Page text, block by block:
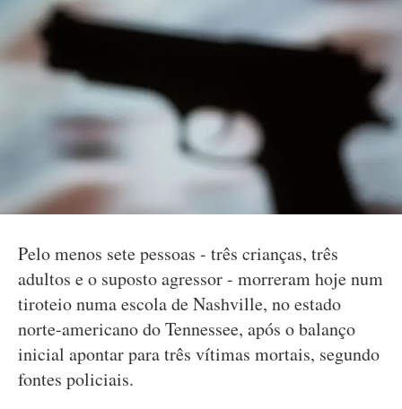
Pelo menos sete pessoas - três crianças, três
adultos e o suposto agressor - morreram hoje num
tiroteio numa escola de Nashville, no estado
norte-americano do Tennessee, após o balanço
inicial apontar para três vítimas mortais, segundo
fontes policiais.